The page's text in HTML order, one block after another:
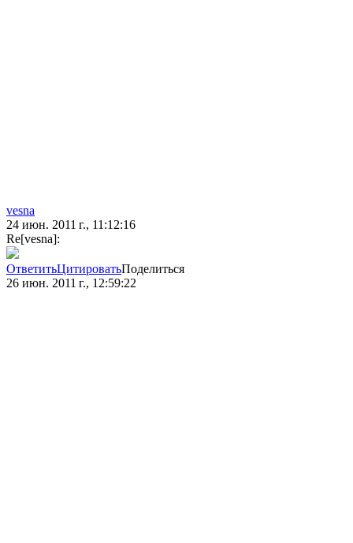
vesna
24 июн. 2011 г., 11:12:16
Re[vesna]:
ОтветитьЦитироватьПоделиться
26 июн. 2011 г., 12:59:22